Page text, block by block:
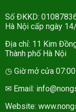
Số ĐKKD:
Hà Nội cấp ngày
Địa chỉ: 11 Kim
Thành phố Hà Nội
◷ Giờ mở cửa
✉ Email:
Website: